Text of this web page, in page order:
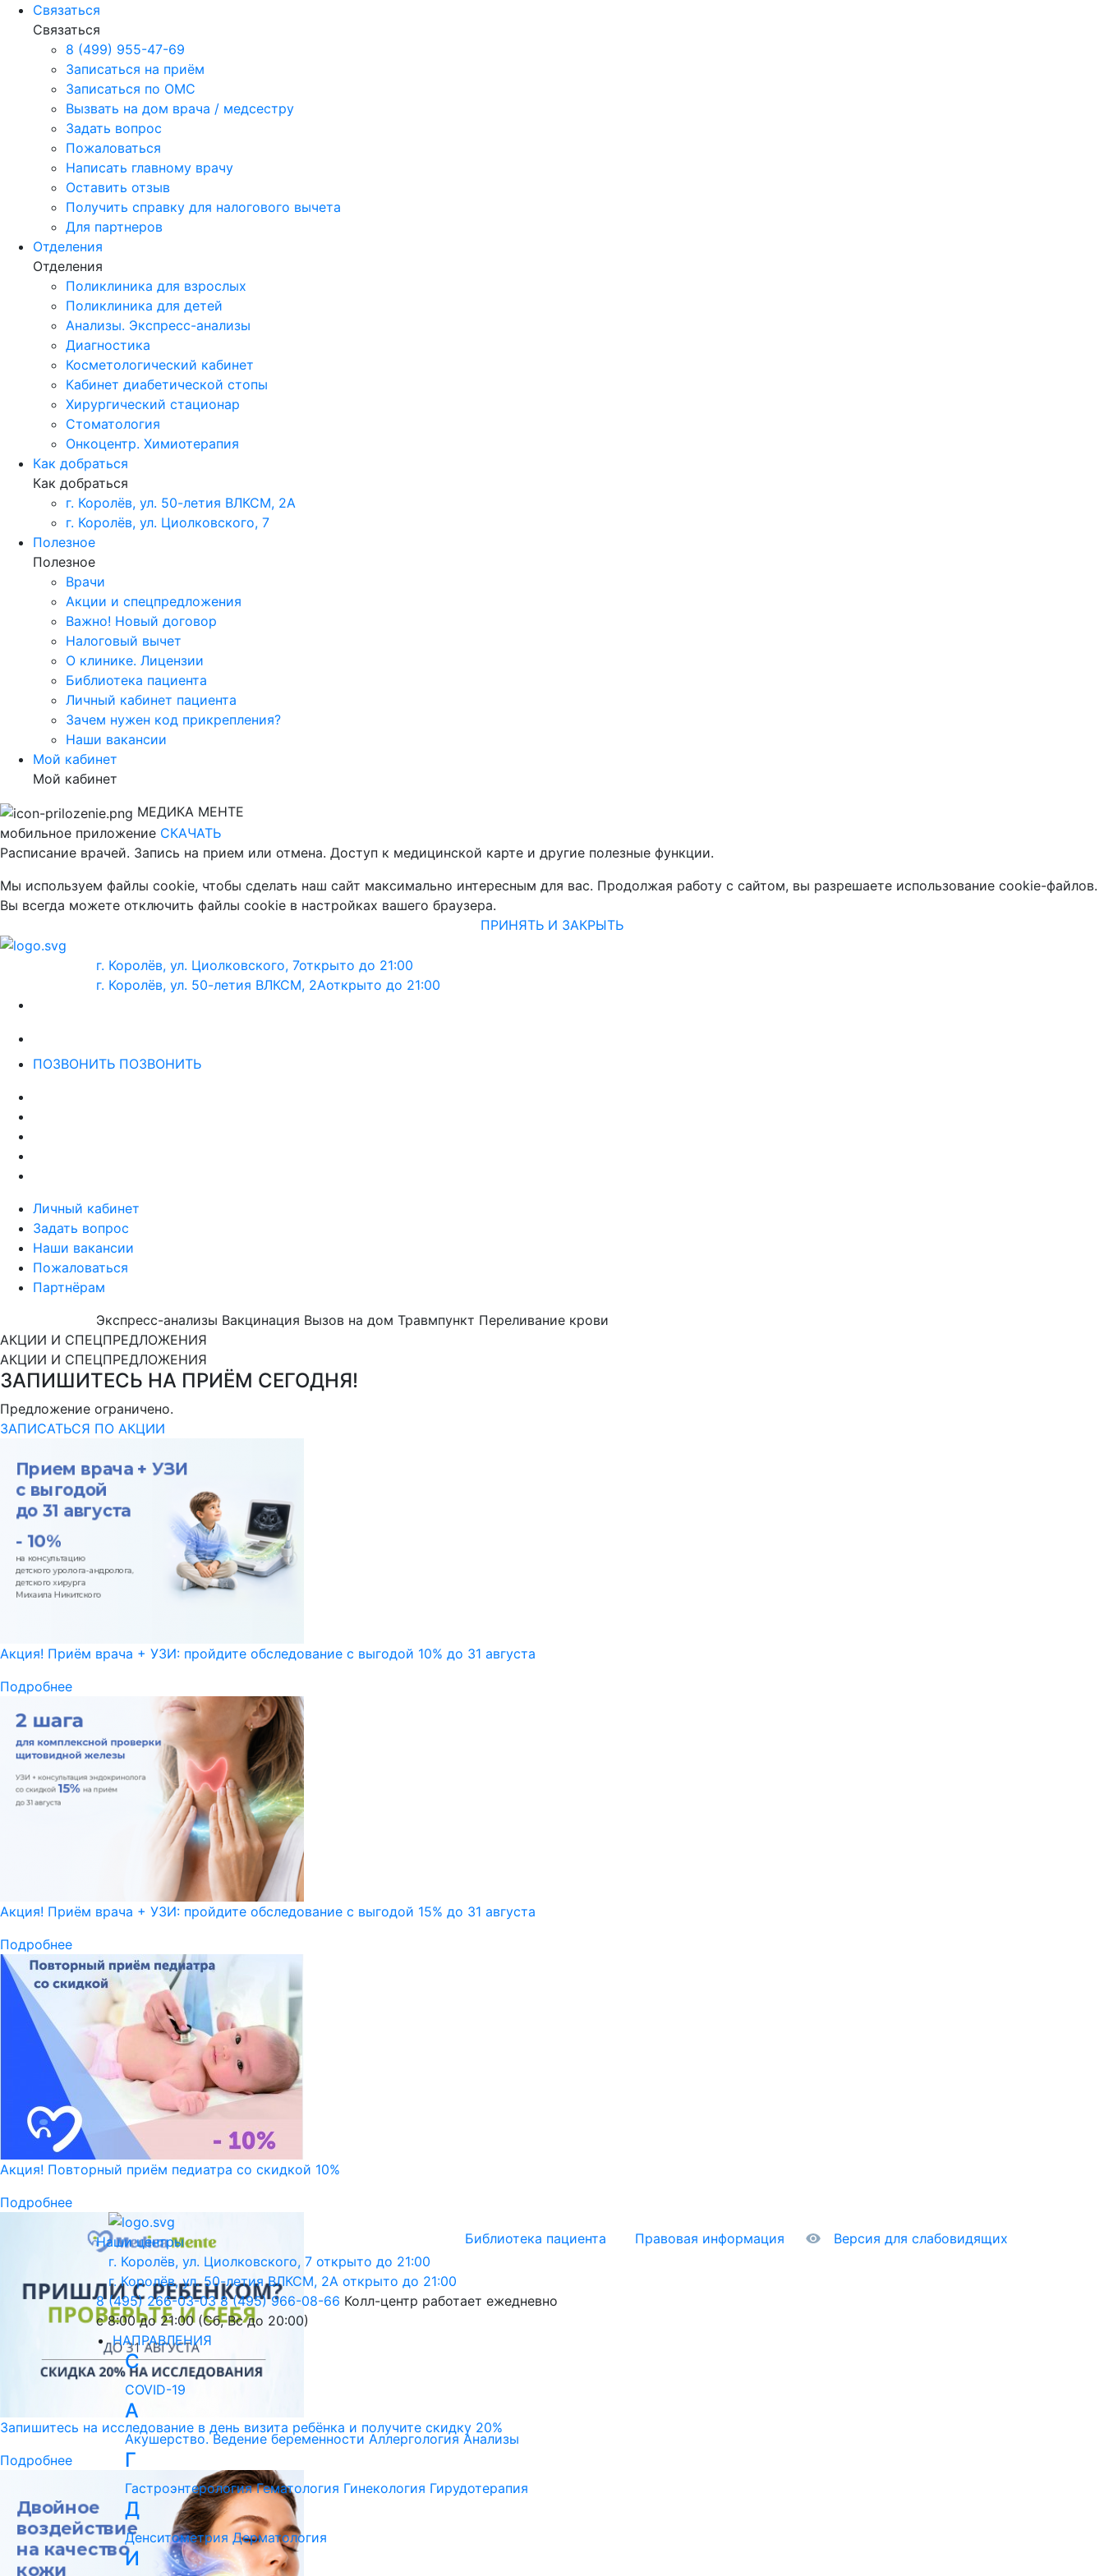
Связаться
Связаться
8 (499) 955-47-69
Записаться на приём
Записаться по ОМС
Вызвать на дом врача / медсестру
Задать вопрос
Пожаловаться
Написать главному врачу
Оставить отзыв
Получить справку для налогового вычета
Для партнеров
Отделения
Отделения
Поликлиника для взрослых
Поликлиника для детей
Анализы. Экспресс-анализы
Диагностика
Косметологический кабинет
Кабинет диабетической стопы
Хирургический стационар
Стоматология
Онкоцентр. Химиотерапия
Как добраться
Как добраться
г. Королёв, ул. 50-летия ВЛКСМ, 2А
г. Королёв, ул. Циолковского, 7
Полезное
Полезное
Врачи
Акции и спецпредложения
Важно! Новый договор
Налоговый вычет
О клинике. Лицензии
Библиотека пациента
Личный кабинет пациента
Зачем нужен код прикрепления?
Наши вакансии
Мой кабинет
Мой кабинет
МЕДИКА МЕНТЕ
мобильное приложение СКАЧАТЬ
Расписание врачей. Запись на прием или отмена. Доступ к медицинской карте и другие полезные функции.
Мы используем файлы cookie, чтобы сделать наш сайт максимально интересным для вас. Продолжая работу с сайтом, вы разрешаете использование cookie-файлов.
Вы всегда можете отключить файлы cookie в настройках вашего браузера.
ПРИНЯТЬ И ЗАКРЫТЬ
г. Королёв, ул. Циолковского, 7открыто до 21:00
г. Королёв, ул. 50-летия ВЛКСМ, 2Аоткрыто до 21:00
ПОЗВОНИТЬ ПОЗВОНИТЬ
Личный кабинет
Задать вопрос
Наши вакансии
Пожаловаться
Партнёрам
Экспресс-анализы Вакцинация Вызов на дом Травмпункт Переливание крови
АКЦИИ И СПЕЦПРЕДЛОЖЕНИЯ
АКЦИИ И СПЕЦПРЕДЛОЖЕНИЯ
ЗАПИШИТЕСЬ НА ПРИЁМ СЕГОДНЯ!
Предложение ограничено.
ЗАПИСАТЬСЯ ПО АКЦИИ
Акция! Приём врача + УЗИ: пройдите обследование с выгодой 10% до 31 августа
Подробнее
Акция! Приём врача + УЗИ: пройдите обследование с выгодой 15% до 31 августа
Подробнее
Акция! Повторный приём педиатра со скидкой 10%
Подробнее
Запишитесь на исследование в день визита ребёнка и получите скидку 20%
Подробнее
Библиотека пациента Правовая информация Версия для слабовидящих
Наши центры
г. Королёв, ул. Циолковского, 7 открыто до 21:00
г. Королёв, ул. 50-летия ВЛКСМ, 2А открыто до 21:00
8 (495) 266-03-03 8 (495) 966-08-66 Колл-центр работает ежедневно
с 8:00 до 21:00 (Сб, Вс до 20:00)
НАПРАВЛЕНИЯ
C
COVID-19
А
Акушерство. Ведение беременности Аллергология Анализы
Г
Гастроэнтерология Гематология Гинекология Гирудотерапия
Д
Денситометрия Дерматология
И